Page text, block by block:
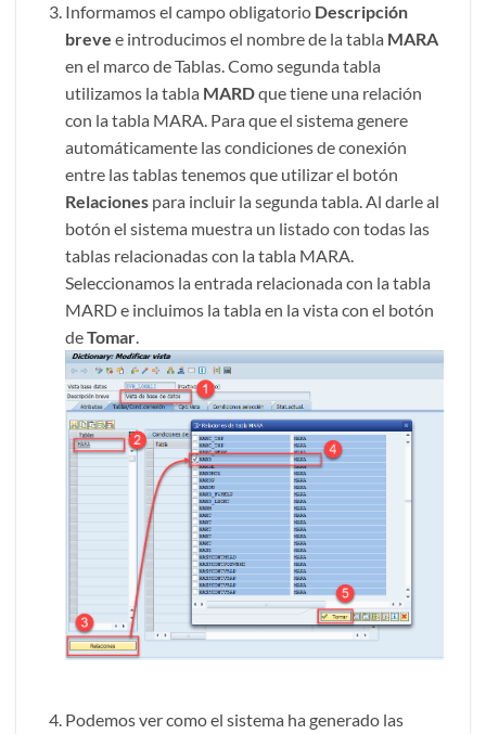
Informamos el campo obligatorio Descripción
breve e introducimos el nombre de la tabla MARA
en el marco de Tablas. Como segunda tabla
utilizamos la tabla MARDque tiene una relación
con la tabla MARA. Para que el sistema genere
automáticamente las condiciones de conexión
entre las tablas tenemos que utilizar el botón
Relaciones para incluir la segunda tabla. Al darle al
botón el sistema muestra un listado con todas las
tablas relacionadas con la tabla MARA.
Seleccionamos la entrada relacionada con la tabla
MARD e incluimos la tabla en la vista con el botón
deTomar.
Podemos ver como el sistema ha generado las